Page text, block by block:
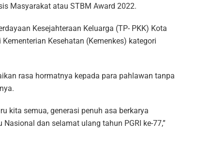
Masyarakat atau STBM Award 2022.
Kesejahteraan Keluarga (TP- PKK) Kota
Kesehatan (Kemenkes) kategori
rasa hormatnya kepada para pahlawan tanpa
kita semua, generasi penuh asa berkarya
dan selamat ulang tahun PGRI ke-77,”